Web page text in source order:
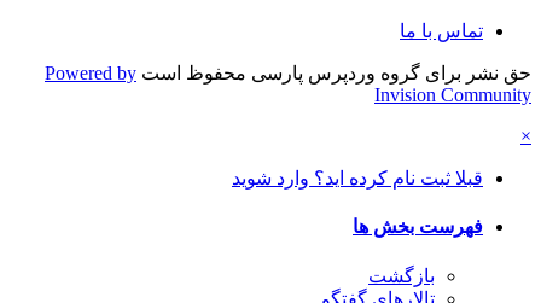
تماس با ما
حق نشر برای گروه وردپرس پارسی محفوظ است Powered by
Invision Community
×
قبلا ثبت نام کرده اید؟ وارد شوید
فهرست بخش ها
بازگشت
تالارهای گفتگو